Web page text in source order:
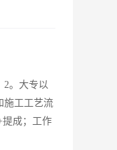
2。大专以
施工工艺流
提成；工作